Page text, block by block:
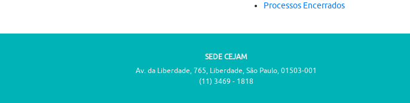
Processos Encerrados
SEDE CEJAM
Av. da Liberdade, 765, Liberdade, São Paulo, 01503-001
(11) 3469 - 1818